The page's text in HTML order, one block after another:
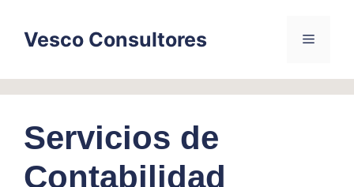
contentVesco Consultores Menu
Servicios de
Contabilidad